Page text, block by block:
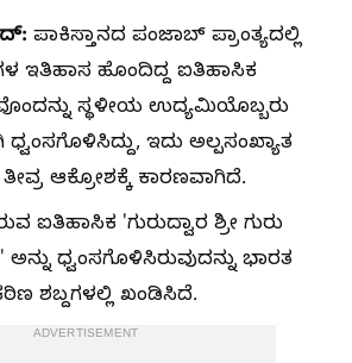
ಪಾಕಿಸ್ತಾನದ ಪಂಜಾಬ್ ಪ್ರಾಂತ್ಯದಲ್ಲಿ
ಇತಿಹಾಸ ಹೊಂದಿದ್ದ ಐತಿಹಾಸಿಕ
ಸ್ಥಳೀಯ ಉದ್ಯಮಿಯೊಬ್ಬರು
ಇದು ಅಲ್ಪಸಂಖ್ಯಾತ
ಆಕ್ರೋಶಕ್ಕೆ ಕಾರಣವಾಗಿದೆ.
ಐತಿಹಾಸಿಕ 'ಗುರುದ್ವಾರ ಶ್ರೀ ಗುರು
ಧ್ವಂಸಗೊಳಿಸಿರುವುದನ್ನು ಭಾರತ
ಶಬ್ದಗಳಲ್ಲಿ ಖಂಡಿಸಿದೆ.
ADVERTISEMENT